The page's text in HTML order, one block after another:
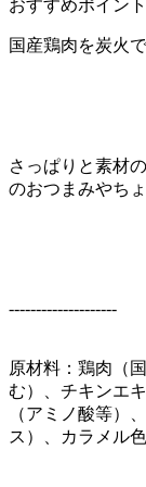
おすすめポイント
国産鶏肉を炭火
さっぱりと素材
のおつまみやち
--------------------
原材料：鶏肉（
む）、チキンエ
（アミノ酸等）
ス）、カラメル